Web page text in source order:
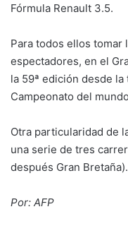
Fórmula Renault 3.5.
Para todos ellos tomar
espectadores, en el
la 59ª edición desde
Campeonato del
Otra particularidad de
una serie de tres
después Gran
Por: AFP